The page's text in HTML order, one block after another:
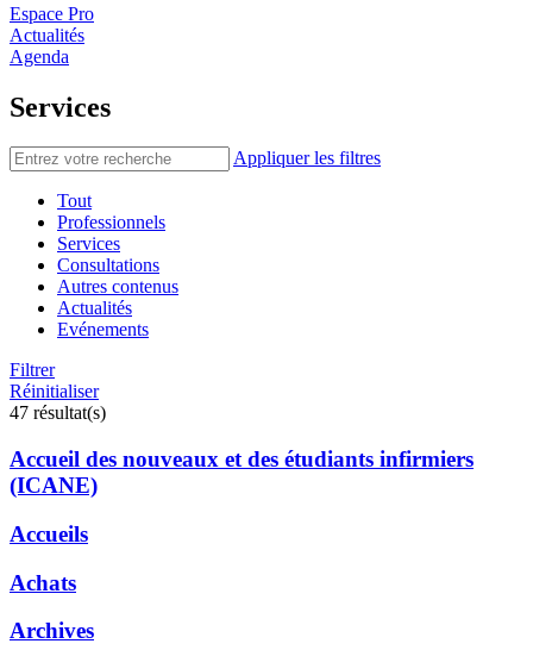
Espace Pro
Actualités
Agenda
Services
Appliquer les filtres
Tout
Professionnels
Services
Consultations
Autres contenus
Actualités
Evénements
Filtrer
Réinitialiser
47 résultat(s)
Accueil des nouveaux et des étudiants infirmiers
(ICANE)
Accueils
Achats
Archives